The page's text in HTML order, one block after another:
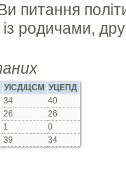
питання
родичами,
УІСД/ЦСМ
УЦЕПД
34
40
26
26
1
0
39 34